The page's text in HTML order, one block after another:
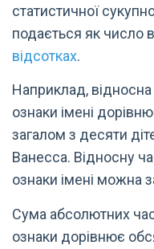
статистичної
подається як число в
відсотках.
Наприклад,
ознаки імені
загалом з десяти
Ванесса. Відносну
ознаки імені можна
Сума абсолютних
ознаки дорівнює